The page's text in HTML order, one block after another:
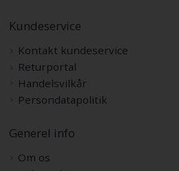
Kundeservice
Kontakt kundeservice
Returportal
Handelsvilkår
Persondatapolitik
Generel info
Om os